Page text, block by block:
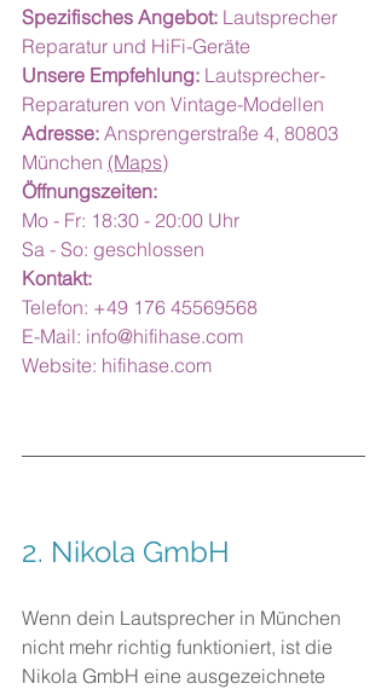
Spezifisches Angebot: Lautsprecher
Reparatur und HiFi-Geräte
Unsere Empfehlung: Lautsprecher-
Reparaturen von Vintage-Modellen
Adresse: Ansprengerstraße 4, 80803
München (Maps)
Öffnungszeiten:
Mo - Fr: 18:30 - 20:00 Uhr
Sa - So: geschlossen
Kontakt:
Telefon: +49 176 45569568
E-Mail: info@hifihase.com
Website: hifihase.com
2. Nikola GmbH
Wenn dein Lautsprecher in München
nicht mehr richtig funktioniert, ist die
Nikola GmbH eine ausgezeichnete